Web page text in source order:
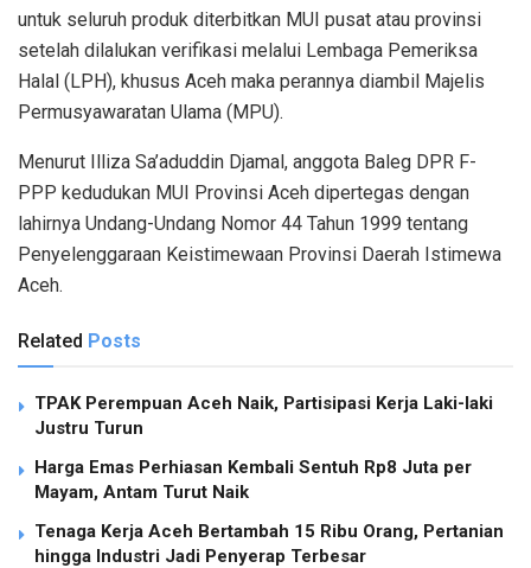
untuk seluruh produk diterbitkan MUI pusat atau provinsi
setelah dilalukan verifikasi melalui Lembaga Pemeriksa
Halal (LPH), khusus Aceh maka perannya diambil Majelis
Permusyawaratan Ulama (MPU).
Menurut Illiza Sa’aduddin Djamal, anggota Baleg DPR F-
PPP kedudukan MUI Provinsi Aceh dipertegas dengan
lahirnya Undang-Undang Nomor 44 Tahun 1999 tentang
Penyelenggaraan Keistimewaan Provinsi Daerah Istimewa
Aceh.
Related Posts
TPAK Perempuan Aceh Naik, Partisipasi Kerja Laki-laki
Justru Turun
Harga Emas Perhiasan Kembali Sentuh Rp8 Juta per
Mayam, Antam Turut Naik
Tenaga Kerja Aceh Bertambah 15 Ribu Orang, Pertanian
hingga Industri Jadi Penyerap Terbesar